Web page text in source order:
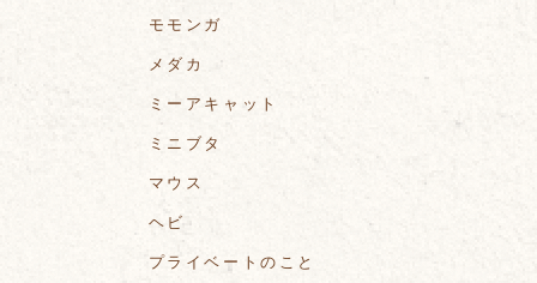
モモンガ
メダカ
ミーアキャット
ミニブタ
マウス
ヘビ
プライベートのこと